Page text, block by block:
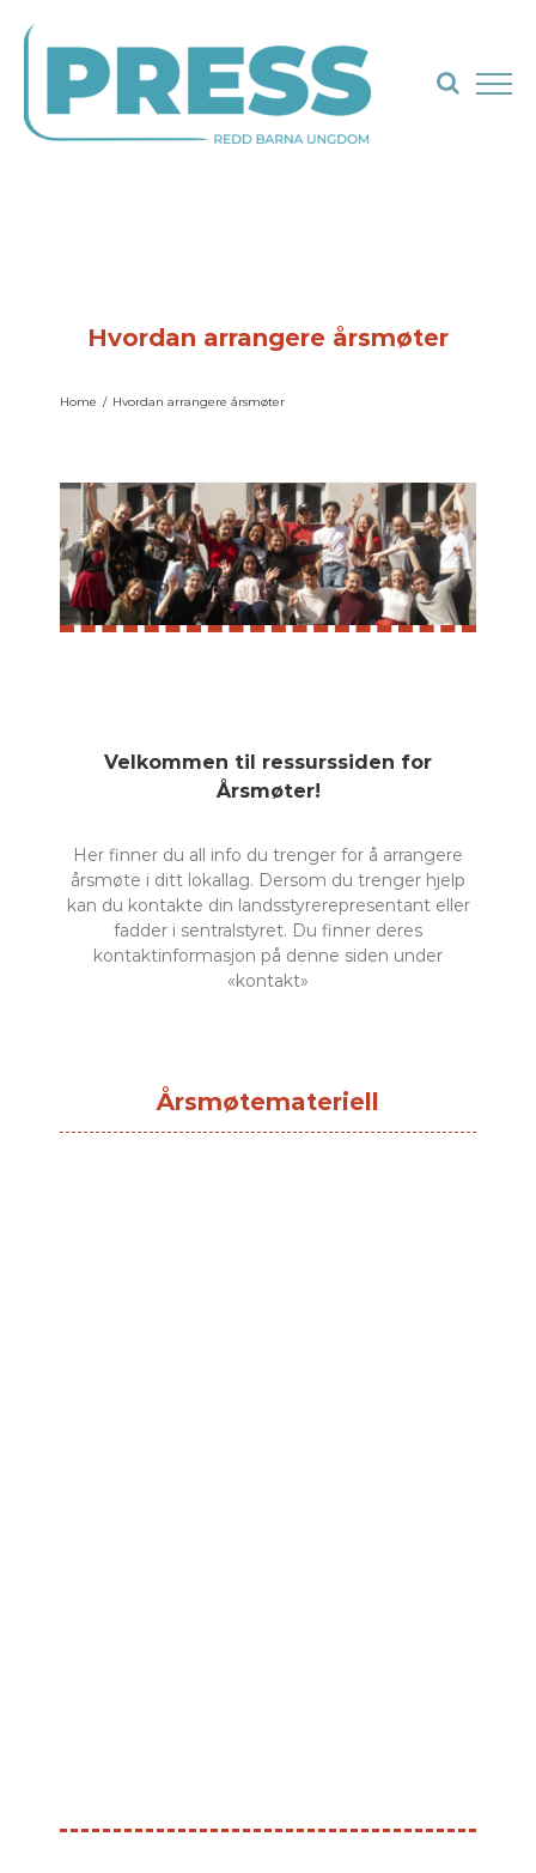
content
Hvordan arrangere årsmøter
Home / Hvordan arrangere årsmøter
Velkommen til ressurssiden for
Årsmøter!
Her finner du all info du trenger for å arrangere
årsmøte i ditt lokallag. Dersom du trenger hjelp
kan du kontakte din landsstyrerepresentant eller
fadder i sentralstyret. Du finner deres
kontaktinformasjon på denne siden under
«kontakt»
Årsmøtemateriell